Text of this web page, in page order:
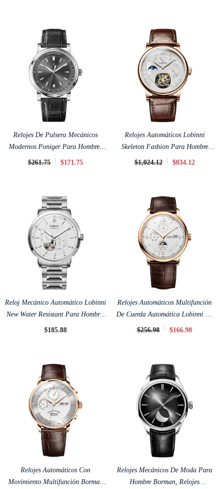
Relojes De Pulsera Mecánicos
Modernos Poniger Para Hombres
Relojes De Pulsera 41 Mm
$261.75 $171.75
Relojes Automáticos Lobinni
Skeleton Fashion Para Hombre
Tourbillion De 40,5 Mm
$1,024.12 $834.12
Reloj Mecánico Automático Lobinni
New Water Resistant Para Hombre,
40,9 Mm
$185.88
Relojes Automáticos Multifunción
De Cuerda Automática Lobinni De
40 Mm
$256.98 $166.98
Relojes Automáticos Con
Movimiento Multifunción Borman
Relojes Mecánicos De Moda Para
Hombre Borman, Relojes